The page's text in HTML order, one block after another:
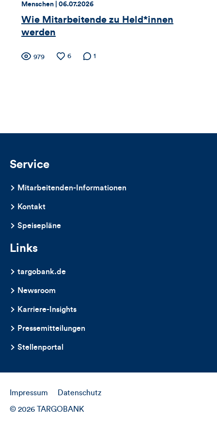
Artikels
Thema:
Menschen | Datum:
06.07.2026
Wie Mitarbeitende zu Held*innen
werden
Zähler
Kommentare
dieses
Artikels
Anzahl
979
Anzahl
6
Anzahl der
1
Service
Mitarbeitenden-Informationen
Kontakt
Speisepläne
Links
targobank.de
Newsroom
Karriere-Insights
Pressemitteilungen
Stellenportal
Impressum Datenschutz
© 2026 TARGOBANK